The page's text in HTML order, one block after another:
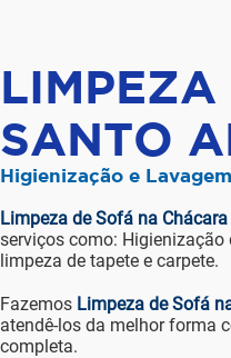
SANTO
Higienização e
Limpeza de Sofá na
serviços como: Higienização
limpeza de tapete e carpete.
Fazemos Limpeza de Sofá
atendê-los da melhor forma
completa.